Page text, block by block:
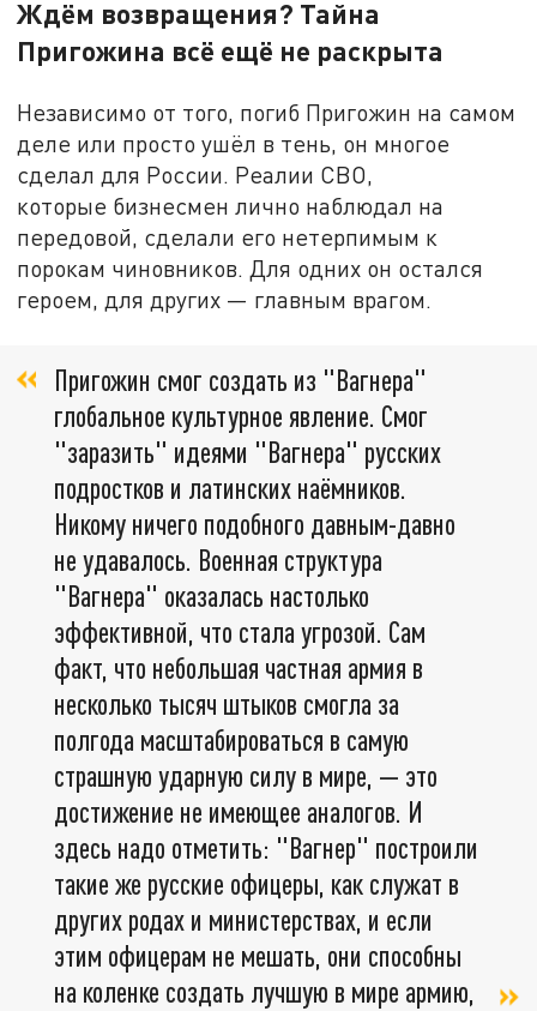
Ждём возвращения? Тайна
Пригожина всё ещё не раскрыта
Независимо от того, погиб Пригожин на самом
деле или просто ушёл в тень, он многое
сделал для России. Реалии СВО,
которые бизнесмен лично наблюдал на
передовой, сделали его нетерпимым к
порокам чиновников. Для одних он остался
героем, для других — главным врагом.
Пригожин смог создать из "Вагнера"
глобальное культурное явление. Смог
"заразить" идеями "Вагнера" русских
подростков и латинских наёмников.
Никому ничего подобного давным-давно
не удавалось. Военная структура
"Вагнера" оказалась настолько
эффективной, что стала угрозой. Сам
факт, что небольшая частная армия в
несколько тысяч штыков смогла за
полгода масштабироваться в самую
страшную ударную силу в мире, — это
достижение не имеющее аналогов. И
здесь надо отметить: "Вагнер" построили
такие же русские офицеры, как служат в
других родах и министерствах, и если
этим офицерам не мешать, они способны
на коленке создать лучшую в мире армию,